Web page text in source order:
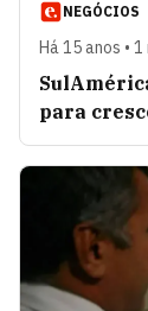
NEGÓCIOS
Há 15 anos •
para